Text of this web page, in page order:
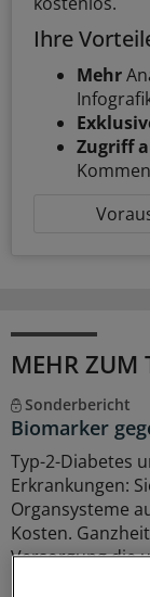
Ihre
Mehr
Zugriff
MEHR ZUM
Sonderbericht
Biomarker
Typ-2-Diabetes
Erkrankungen:
Organsysteme
Kosten.
Versorgung die